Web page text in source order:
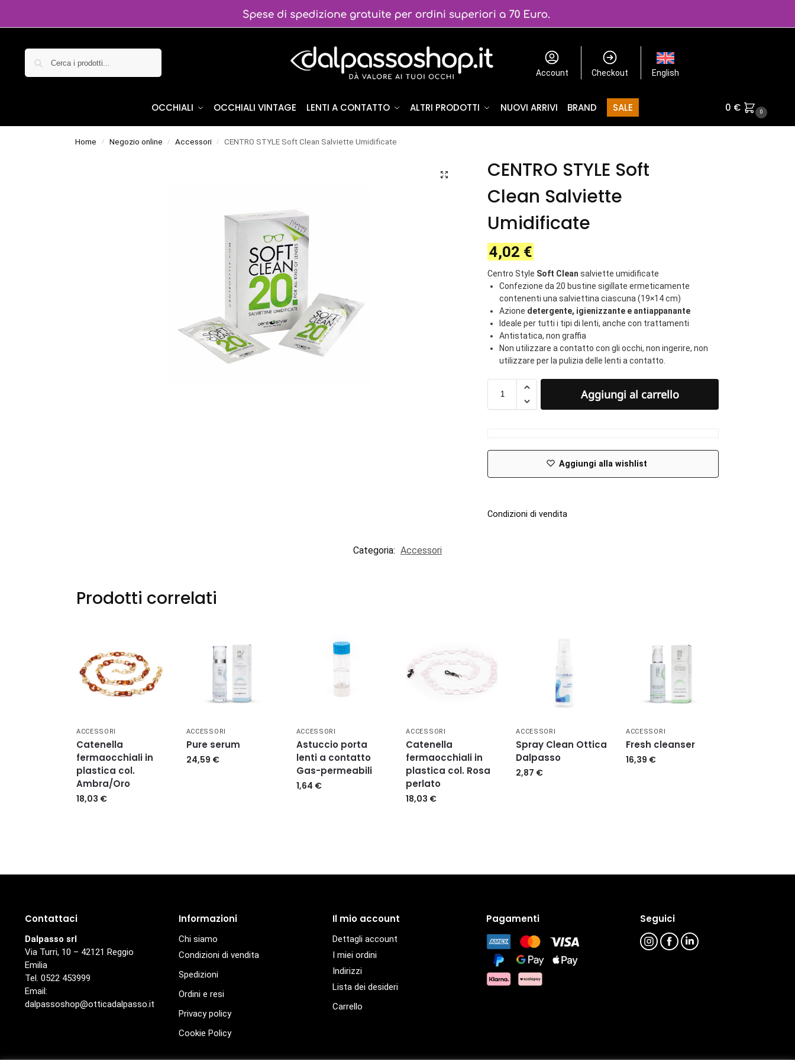
Account Checkout English
OCCHIALI OCCHIALI VINTAGE LENTI A CONTATTO ALTRI PRODOTTI NUOVI ARRIVI BRAND SALE 0 € 0
Home / Negozio online / Accessori / CENTRO STYLE Soft Clean Salviette Umidificate
CENTRO STYLE Soft
Clean Salviette
Umidificate
4,02 €
Centro Style Soft Clean salviette umidificate
Confezione da 20 bustine sigillate ermeticamente
contenenti una salviettina ciascuna (19×14 cm)
Azione detergente, igienizzante e antiappanante
Ideale per tutti i tipi di lenti, anche con trattamenti
Antistatica, non graffia
Non utilizzare a contatto con gli occhi, non ingerire, non
utilizzare per la pulizia delle lenti a contatto.
Aggiungi al carrello
Aggiungi alla wishlist
Condizioni di vendita
Categoria: Accessori
Prodotti correlati
ACCESSORI
Catenella
fermaocchiali in
plastica col.
Ambra/Oro
18,03 €
ACCESSORI
Pure serum
24,59 €
ACCESSORI
Astuccio porta
lenti a contatto
Gas-permeabili
1,64 €
ACCESSORI
Catenella
fermaocchiali in
plastica col. Rosa
perlato
18,03 €
ACCESSORI
Spray Clean Ottica
Dalpasso
2,87 €
ACCESSORI
Fresh cleanser
16,39 €
Contattaci
Dalpasso srl
Via Turri, 10 – 42121 Reggio
Emilia
Tel. 0522 453999
Email:
dalpassoshop@otticadalpasso.it
Informazioni
Chi siamo
Condizioni di vendita
Spedizioni
Ordini e resi
Privacy policy
Cookie Policy
Il mio account
Dettagli account
I miei ordini
Indirizzi
Lista dei desideri
Carrello
Pagamenti Seguici